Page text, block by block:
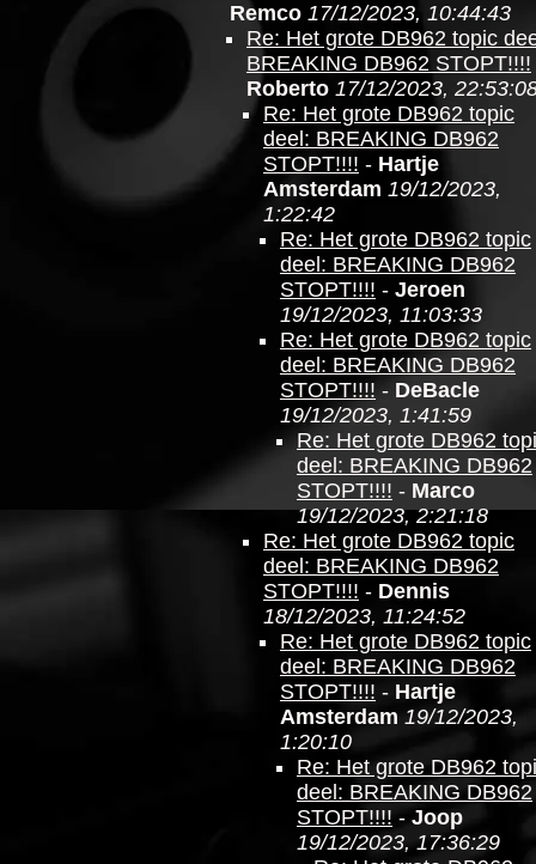
Remco 17/12/2023, 10:44:43
Re: Het grote DB962 topic
BREAKING DB962 STOPT!!!!
Roberto 17/12/2023,
Re: Het grote DB962 topic
deel: BREAKING DB962
STOPT!!!! - Hartje
Amsterdam 19/12/2023,
1:22:42
Re: Het grote DB962 topic
deel: BREAKING DB962
STOPT!!!! - Jeroen
19/12/2023, 11:03:33
Re: Het grote DB962 topic
deel: BREAKING DB962
STOPT!!!! - DeBacle
19/12/2023, 1:41:59
Re: Het grote DB962
deel: BREAKING DB962
STOPT!!!! - Marco
19/12/2023, 2:21:18
Re: Het grote DB962 topic
deel: BREAKING DB962
STOPT!!!! - Dennis
18/12/2023, 11:24:52
Re: Het grote DB962 topic
deel: BREAKING DB962
STOPT!!!! - Hartje
Amsterdam 19/12/2023,
1:20:10
Re: Het grote DB962
deel: BREAKING DB962
STOPT!!!! - Joop
19/12/2023, 17:36:29